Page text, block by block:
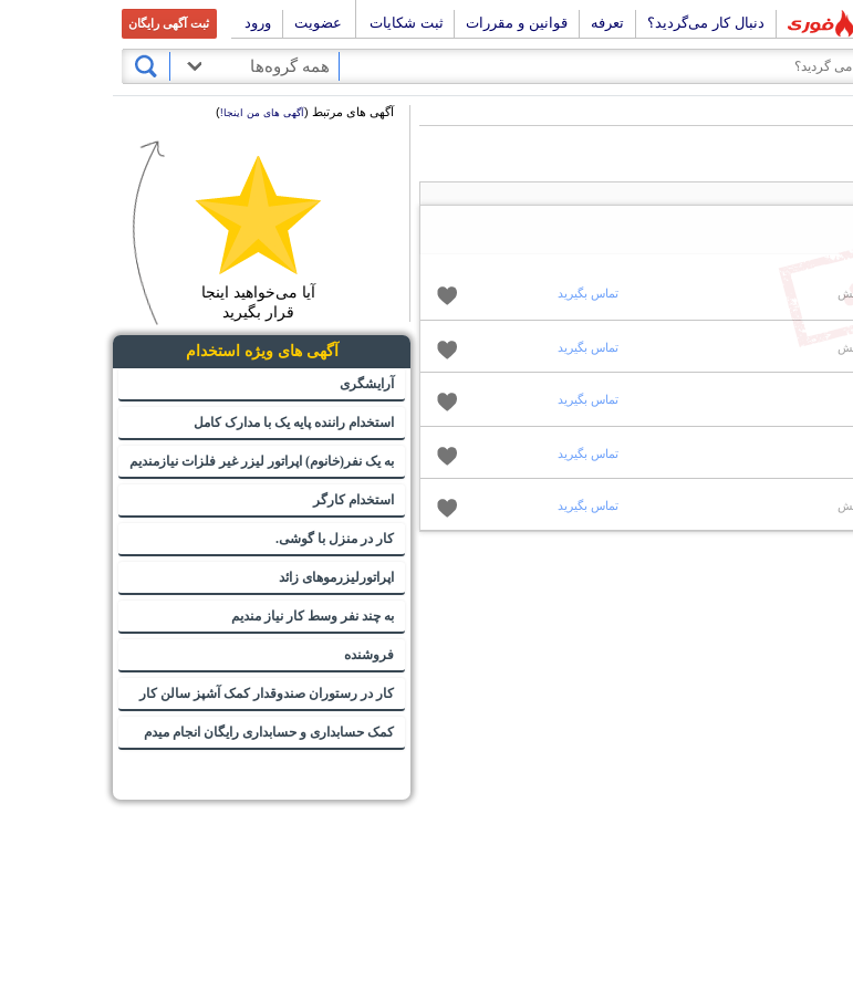
دنبال کار می‌گردید؟ تعرفه قوانین و مقررات ثبت شکایات عضویت ورود ثبت آگهی رایگان
همه گروه‌ها
تماس بگیرید
تماس بگیرید
تماس بگیرید
تماس بگیرید
تماس بگیرید
آگهی های مرتبط (آگهی های من اینجا!)
آیا می‌خواهید اینجا
قرار بگیرید
آگهی های ویژه استخدام
آرایشگری
استخدام راننده پایه یک با مدارک کامل
به یک نفر(خانوم) اپراتور لیزر غیر فلزات نیازمندیم
استخدام کارگر
کار در منزل با گوشی.
اپراتورلیزرموهای زائد
به چند نفر وسط کار نیاز مندیم
فروشنده
کار در رستوران صندوقدار کمک آشپز سالن کار
کمک حسابداری و حسابداری رایگان انجام میدم